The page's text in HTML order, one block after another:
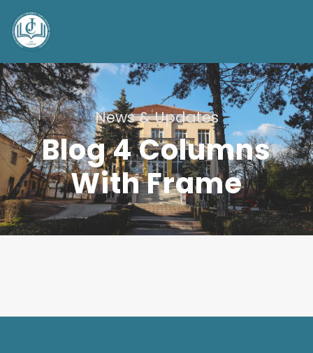
News & Updates
Blog 4 Columns
With Frame